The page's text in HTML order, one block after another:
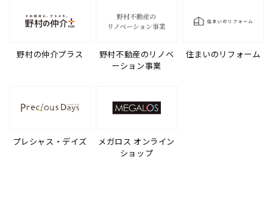
野村の仲介プラス
野村不動産のリノベ
ーション事業
住まいのリフォーム
プレシャス・デイズ
メガロス オンライン
ショップ